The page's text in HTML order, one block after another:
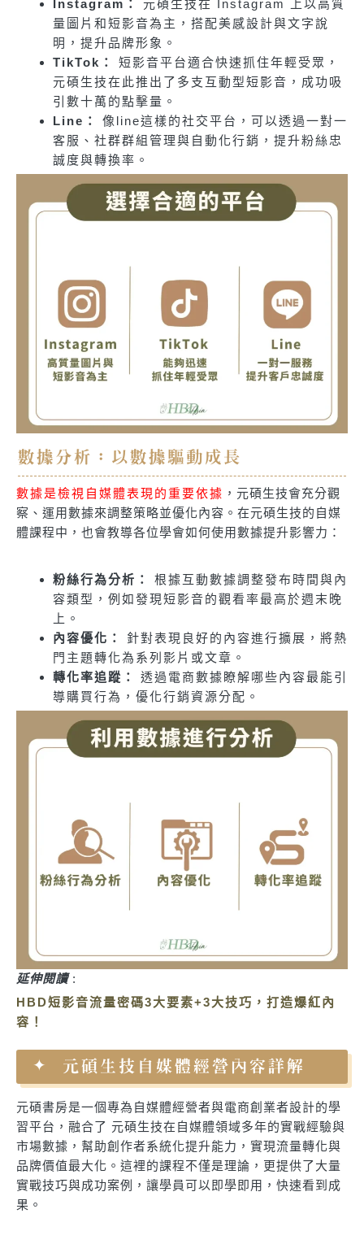
Instagram：
元碩生技在 Instagram 上以高質
量圖片和短影音為主，搭配美感設計與文字說
明，提升品牌形象。
TikTok：
短影音平台適合快速抓住年輕受眾，
元碩生技在此推出了多支互動型短影音，成功吸
引數十萬的點擊量。
Line：
像line這樣的社交平台，可以透過一對一
客服、社群群組管理與自動化行銷，提升粉絲忠
誠度與轉換率。
數據分析：以數據驅動成長
數據是檢視自媒體表現的重要依據 ，元碩生技會充分觀
察、運用數據來調整策略並優化內容。在元碩生技的自媒
體課程中，也會教導各位學會如何使用數據提升影響力：
粉絲行為分析：
根據互動數據調整發布時間與內
容類型，例如發現短影音的觀看率最高於週末晚
上。
內容優化：
針對表現良好的內容進行擴展，將熱
門主題轉化為系列影片或文章。
轉化率追蹤：
透過電商數據瞭解哪些內容最能引
導購買行為，優化行銷資源分配。
延伸閱讀 :
HBD短影音流量密碼3大要素+3大技巧，打造爆紅內
容！
元碩生技自媒體經營內容詳解
元碩書房是一個專為自媒體經營者與電商創業者設計的學
習平台，融合了 元碩生技在自媒體領域多年的實戰經驗與
市場數據，幫助創作者系統化提升能力，實現流量轉化與
品牌價值最大化。這裡的課程不僅是理論，更提供了大量
實戰技巧與成功案例，讓學員可以即學即用，快速看到成
果。